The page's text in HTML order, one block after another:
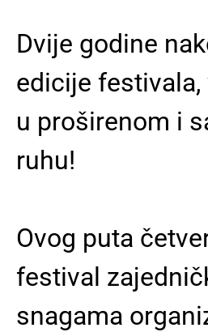
Dvije godine
edicije
u proširenom i
ruhu!
Ovog puta
festival
snagama